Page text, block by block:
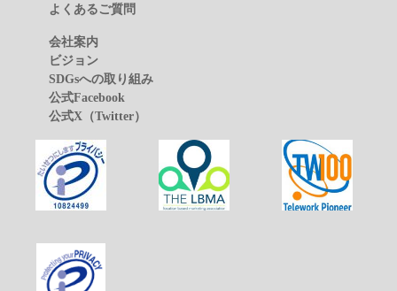
よくあるご質問
会社案内
ビジョン
SDGsへの取り組み
公式Facebook
公式X（Twitter）